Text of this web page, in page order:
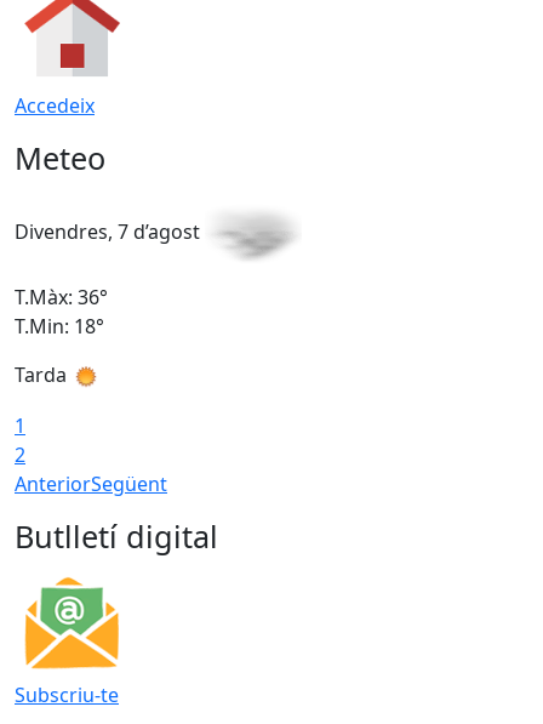
Accedeix
Meteo
Divendres, 7 d’agost
T.Màx: 36°
T.Min: 18°
Tarda
1
2
AnteriorSegüent
Butlletí digital
Subscriu-te